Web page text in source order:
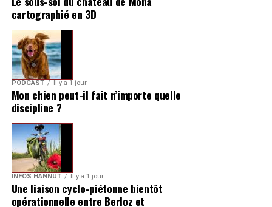
cartographié en 3D
PODCAST Il y a 1 jour
Mon chien peut-il fait n’importe quelle
discipline ?
INFOS HANNUT Il y a 1 jour
Une liaison cyclo-piétonne bientôt
opérationnelle entre Berloz et